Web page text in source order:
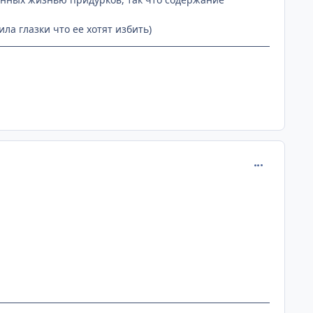
глазки что ее хотят избить)